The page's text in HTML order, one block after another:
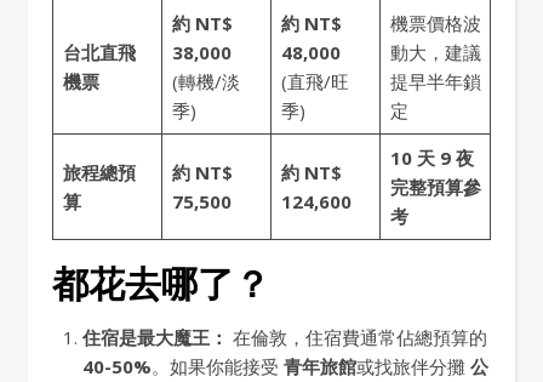
台北直飛
機票
約 NT$
38,000
(轉機/淡
季)
約 NT$
48,000
(直飛/旺
季)
機票價格波
動大，建議
提早半年鎖
定
旅程總預
算
約 NT$
75,500
約 NT$
124,600
10 天 9 夜
完整預算參
考
都花去哪了？
住宿是最大魔王： 在倫敦，住宿費通常佔總預算的
40-50%。如果你能接受 青年旅館或找旅伴分攤 公